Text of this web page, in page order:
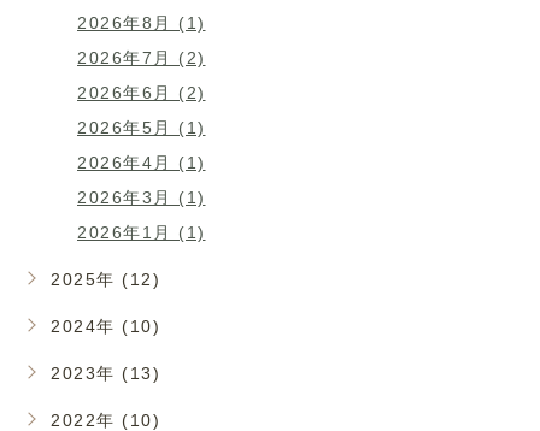
2026年8月 (1)
2026年7月 (2)
2026年6月 (2)
2026年5月 (1)
2026年4月 (1)
2026年3月 (1)
2026年1月 (1)
2025年 (12)
2024年 (10)
2023年 (13)
2022年 (10)